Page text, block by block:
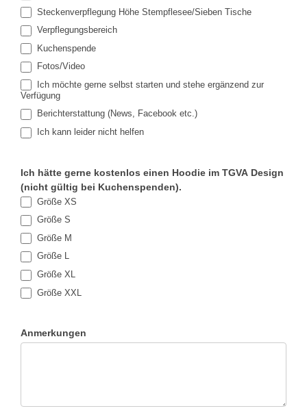
Steckenverpflegung Höhe Stempflesee/Sieben Tische
Verpflegungsbereich
Kuchenspende
Fotos/Video
Ich möchte gerne selbst starten und stehe ergänzend zur
Verfügung
Berichterstattung (News, Facebook etc.)
Ich kann leider nicht helfen
Ich hätte gerne kostenlos einen Hoodie im TGVA Design
(nicht gültig bei Kuchenspenden).
Größe XS
Größe S
Größe M
Größe L
Größe XL
Größe XXL
Anmerkungen